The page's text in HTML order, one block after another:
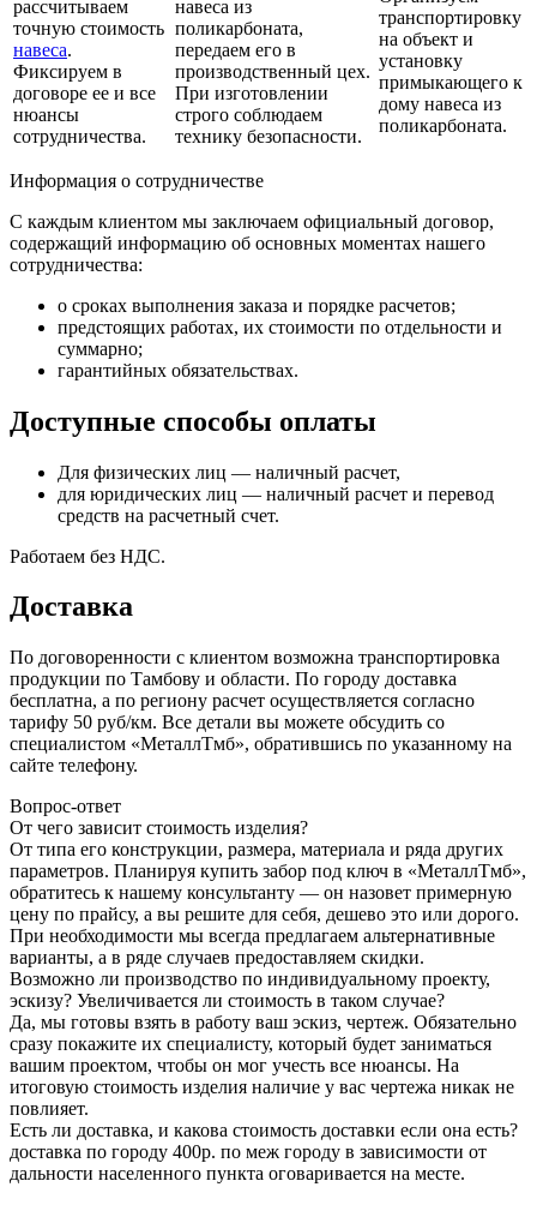
рассчитываем
точную стоимость
навеса.
Фиксируем в
договоре ее и все
нюансы
сотрудничества.
навеса из
поликарбоната,
передаем его в
производственный цех.
При изготовлении
строго соблюдаем
технику безопасности.
транспортировку
на объект и
установку
примыкающего к
дому навеса из
поликарбоната.
Информация о сотрудничестве
С каждым клиентом мы заключаем официальный договор,
содержащий информацию об основных моментах нашего
сотрудничества:
о сроках выполнения заказа и порядке расчетов;
предстоящих работах, их стоимости по отдельности и
суммарно;
гарантийных обязательствах.
Доступные способы оплаты
Для физических лиц — наличный расчет,
для юридических лиц — наличный расчет и перевод
средств на расчетный счет.
Работаем без НДС.
Доставка
По договоренности с клиентом возможна транспортировка
продукции по Тамбову и области. По городу доставка
бесплатна, а по региону расчет осуществляется согласно
тарифу 50 руб/км. Все детали вы можете обсудить со
специалистом «МеталлТмб», обратившись по указанному на
сайте телефону.
Вопрос-ответ
От чего зависит стоимость изделия?
От типа его конструкции, размера, материала и ряда других
параметров. Планируя купить забор под ключ в «МеталлТмб»,
обратитесь к нашему консультанту — он назовет примерную
цену по прайсу, а вы решите для себя, дешево это или дорого.
При необходимости мы всегда предлагаем альтернативные
варианты, а в ряде случаев предоставляем скидки.
Возможно ли производство по индивидуальному проекту,
эскизу? Увеличивается ли стоимость в таком случае?
Да, мы готовы взять в работу ваш эскиз, чертеж. Обязательно
сразу покажите их специалисту, который будет заниматься
вашим проектом, чтобы он мог учесть все нюансы. На
итоговую стоимость изделия наличие у вас чертежа никак не
повлияет.
Есть ли доставка, и какова стоимость доставки если она есть?
доставка по городу 400р. по меж городу в зависимости от
дальности населенного пункта оговаривается на месте.